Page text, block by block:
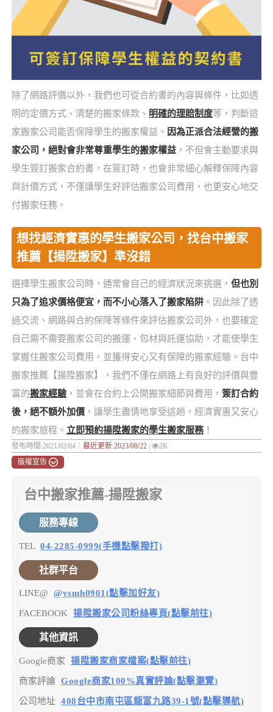
除了網路評價以外，我們也可從合約書的內容與條件，比如透
明的定價方式、清楚的搬家條款、 明確的理賠制度等，判斷這
家搬家公司能否保障學生的搬家權益。 因為正派合法經營的搬
家公司，絕對會非常尊重學生的搬家權益，不但會主動要求與
學生簽訂搬家合約書，在簽訂時，也會非常細心解釋保障內容
與計價方式，不僅讓學生好評估搬家公司費用，也更安心地交
付搬家任務。
想找經濟實惠的學生搬家公司，找台中搬家
推薦【揚陞搬家】準沒錯
選擇學生搬家公司時，通常會自己的經濟狀況來挑選， 但也別
只為了追求價格便宜，而不小心落入了搬家陷阱。因此除了透
過交流、網路與合約保障等條件來評估搬家公司外，也要確定
自己需不需要搬家公司的搬運、包材與託運協助，才能使學生
掌握住搬家公司費用，並獲得安心又有保障的搬家經驗。台中
搬家推薦【揚陞搬家】，我們不僅在網路上有良好的評價與豐
富的搬家經驗，並會在合約上公開搬家細節與費用， 簽訂合約
後，絕不額外加價，讓學生盡情地享受這趟，經濟實惠又安心
的搬家旅程。 立即預約揚陞搬家的學生搬家服務！
發布時間:2021/02/04｜ 最近更新:2023/08/22|
2K
版權宣告
台中搬家推薦-揚陞搬家
服務專線
TEL 04-2285-0999(手機點擊撥打)
社群平台
LINE@ @ysmh0901(點擊加好友)
FACEBOOK 揚陞搬家公司粉絲專頁(點擊前往)
其他資訊
Google商家 揚陞搬家商家檔案(點擊前往)
商家評論 Google商家100%真實評論(點擊瀏覽)
公司地址 408台中市南屯區龍富九路39-1號(點擊導航)